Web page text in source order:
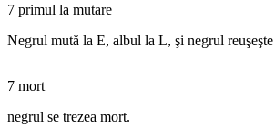
7 primul la mutare
Negrul mută la E, albul la L, şi negrul
7 mort
negrul se trezea mort.